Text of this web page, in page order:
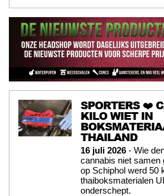
SPORTERS ❤️
KILO WIET IN
THAILAND
16 juli 2026 - Wie
cannabis niet samen
op Schiphol werd 50
thaiboksmaterialen
onderschept.